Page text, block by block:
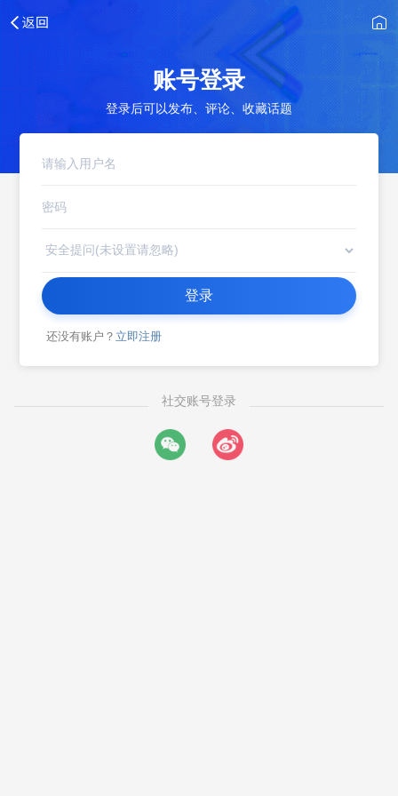
账号登录
登录后可以发布、评论、收藏话题
登录
还没有账户？ 立即注册
社交账号登录